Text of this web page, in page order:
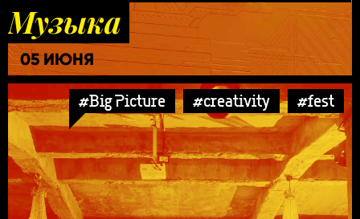
Музыка
05 ИЮНЯ
#Big Picture #creativity #fest